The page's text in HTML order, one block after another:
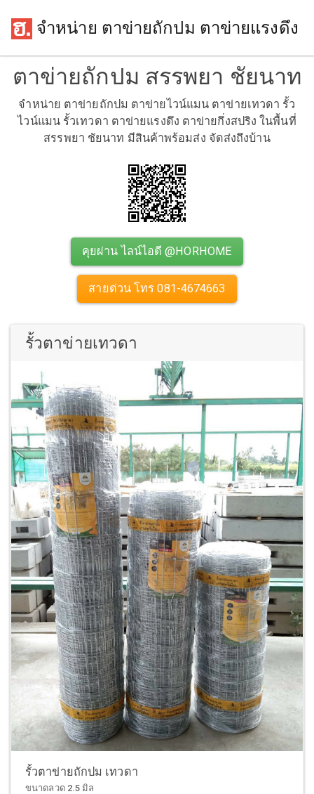
จำหน่าย ตาข่ายถักปม ตาข่ายแรงดึง
ตาข่ายถักปม สรรพยา ชัยนาท
จำหน่าย ตาข่ายถักปม ตาข่ายไวน์แมน ตาข่ายเทวดา รั้ว
ไวน์แมน รั้วเทวดา ตาข่ายแรงดึง ตาข่ายกึ่งสปริง ในพื้นที่
สรรพยา ชัยนาท มีสินค้าพร้อมส่ง จัดส่งถึงบ้าน
คุยผ่าน ไลน์ไอดี @HORHOME
สายด่วน โทร 081-4674663
รั้วตาข่ายเทวดา
รั้วตาข่ายถักปม เทวดา
ขนาดลวด 2.5 มิล